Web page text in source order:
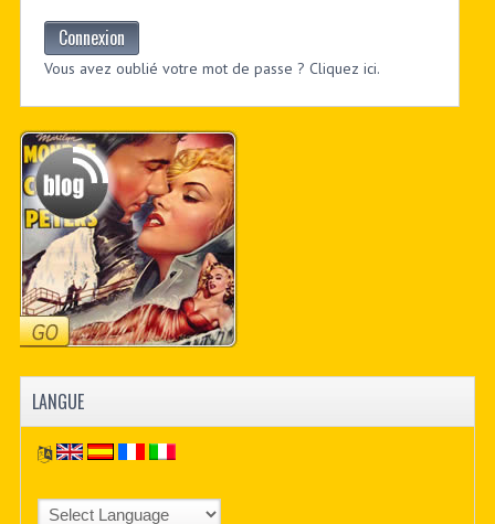
Connexion
Vous avez oublié votre mot de passe ? Cliquez ici.
LANGUE